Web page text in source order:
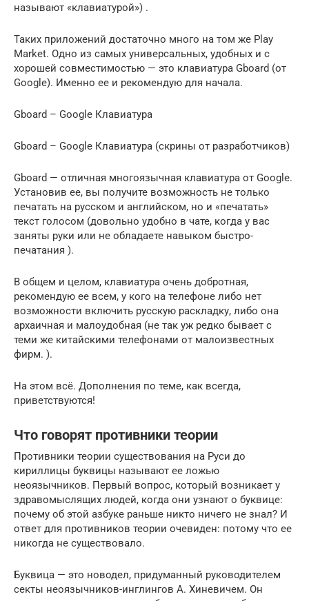
называют «клавиатурой») .
Таких приложений достаточно много на том же Play
Market. Одно из самых универсальных, удобных и с
хорошей совместимостью — это клавиатура Gboard (от
Google). Именно ее и рекомендую для начала.
Gboard – Google Клавиатура
Gboard – Google Клавиатура (скрины от разработчиков)
Gboard — отличная многоязычная клавиатура от Google.
Установив ее, вы получите возможность не только
печатать на русском и английском, но и «печатать»
текст голосом (довольно удобно в чате, когда у вас
заняты руки или не обладаете навыком быстро-
печатания ).
В общем и целом, клавиатура очень добротная,
рекомендую ее всем, у кого на телефоне либо нет
возможности включить русскую раскладку, либо она
архаичная и малоудобная (не так уж редко бывает с
теми же китайскими телефонами от малоизвестных
фирм. ).
На этом всё. Дополнения по теме, как всегда,
приветствуются!
Что говорят противники теории
Противники теории существования на Руси до
кириллицы буквицы называют ее ложью
неоязычников. Первый вопрос, который возникает у
здравомыслящих людей, когда они узнают о буквице:
почему об этой азбуке раньше никто ничего не знал? И
ответ для противников теории очевиден: потому что ее
никогда не существовало.
Буквица — это новодел, придуманный руководителем
секты неоязычников-инглингов А. Хиневичем. Он